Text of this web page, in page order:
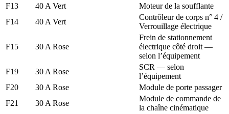
F13
40 A Vert
Moteur de la soufflante
F14
40 A Vert
Contrôleur de corps n° 4 /
Verrouillage électrique
F15 30 A Rose
Frein de stationnement
électrique côté droit —
selon l’équipement
F19
30 A Rose
SCR — selon
l’équipement
F20
30 A Rose
Module de porte passager
F21
30 A Rose
Module de commande de
la chaîne cinématique